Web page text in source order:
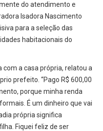
do atendimento e
Isadora Nascimento
para a seleção das
habitacionais do
com a casa própria, relatou a
prefeito. “Pago R$ 600,00
porque minha renda
É um dinheiro que vai
própria significa
Fiquei feliz de ser